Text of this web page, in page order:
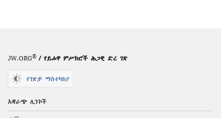
JW.ORG® / የይሖዋ ምሥክሮች ሕጋዊ ድረ ገጽ
የገጽታ ማስተካከያ
አቋራጭ ሊንኮች